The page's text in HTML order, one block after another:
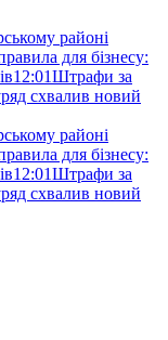
районі
для бізнесу:
12:01Штрафи за
схвалив новий
районі
для бізнесу:
12:01Штрафи за
схвалив новий